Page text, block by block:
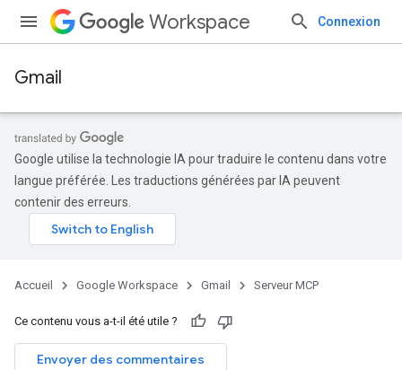
Workspace Connexion
Gmail
Google utilise la technologie IA pour traduire le contenu dans votre
langue préférée. Les traductions générées par IA peuvent
contenir des erreurs.
Accueil Google Workspace Gmail Serveur MCP
Ce contenu vous a-t-il été utile ?
Envoyer des commentaires